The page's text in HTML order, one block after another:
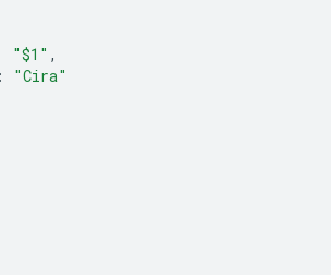
"$1" ,
:
"Cira"